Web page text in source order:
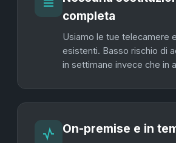
completa
Usiamo le tue telecamere
esistenti. Basso rischio di
in settimane invece che in
On-premise e in